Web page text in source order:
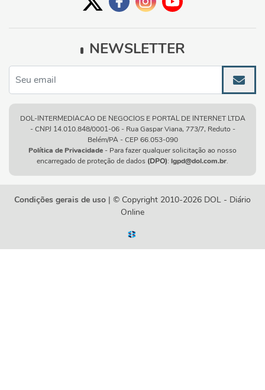
NEWSLETTER
DOL-INTERMEDIACAO DE NEGOCIOS E PORTAL DE INTERNET LTDA
- CNPJ 14.010.848/0001-06 - Rua Gaspar Viana, 773/7, Reduto -
Belém/PA - CEP 66.053-090
Política de Privacidade - Para fazer qualquer solicitação ao nosso
encarregado de proteção de dados (DPO): lgpd@dol.com.br.
Condições gerais de uso | © Copyright 2010-2026 DOL - Diário
Online